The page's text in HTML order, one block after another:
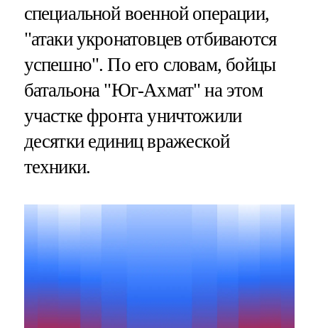
специальной военной операции,
"атаки укронатовцев отбиваются
успешно". По его словам, бойцы
батальона "Юг-Ахмат" на этом
участке фронта уничтожили
десятки единиц вражеской
техники.